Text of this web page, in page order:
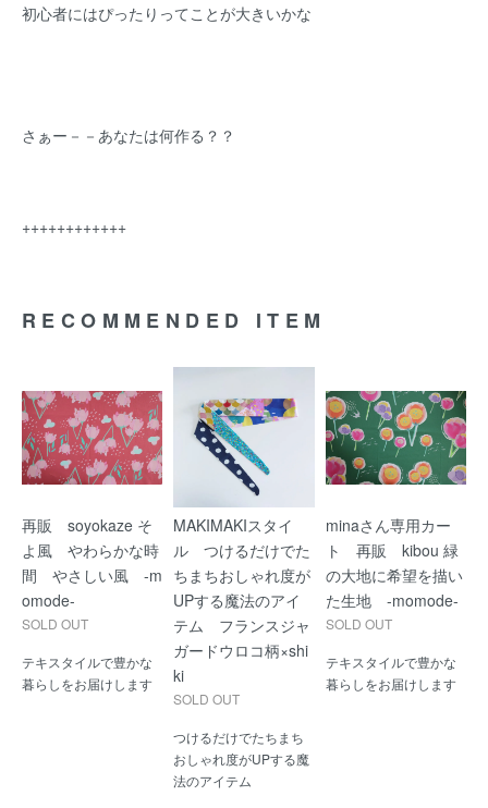
初心者にはぴったりってことが大きいかな
さぁー－－あなたは何作る？？
++++++++++++
RECOMMENDED ITEM
再販 soyokaze そ
よ風 やわらかな時
間 やさしい風 -m
omode-
SOLD OUT
テキスタイルで豊かな
暮らしをお届けします
MAKIMAKIスタイ
ル つけるだけでた
ちまちおしゃれ度が
UPする魔法のアイ
テム フランスジャ
ガードウロコ柄×shi
ki
SOLD OUT
つけるだけでたちまち
おしゃれ度がUPする魔
法のアイテム
minaさん専用カー
ト 再販 kibou 緑
の大地に希望を描い
た生地 -momode-
SOLD OUT
テキスタイルで豊かな
暮らしをお届けします